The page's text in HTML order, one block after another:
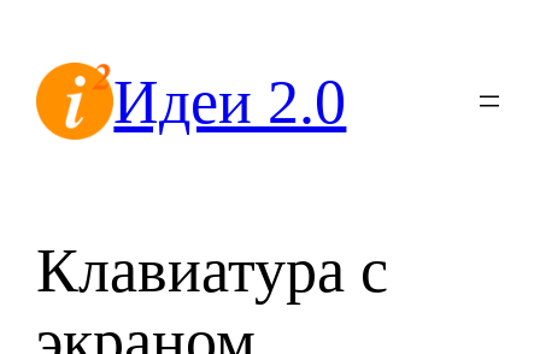
содержимомуИдеи 2.0
Клавиатура с